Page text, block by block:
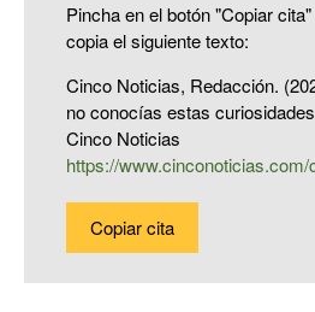
Pincha en el botón "Copiar
copia el siguiente texto:
Cinco Noticias, Redacción.
no conocías estas
Cinco Noticias
https://
Copiar cita